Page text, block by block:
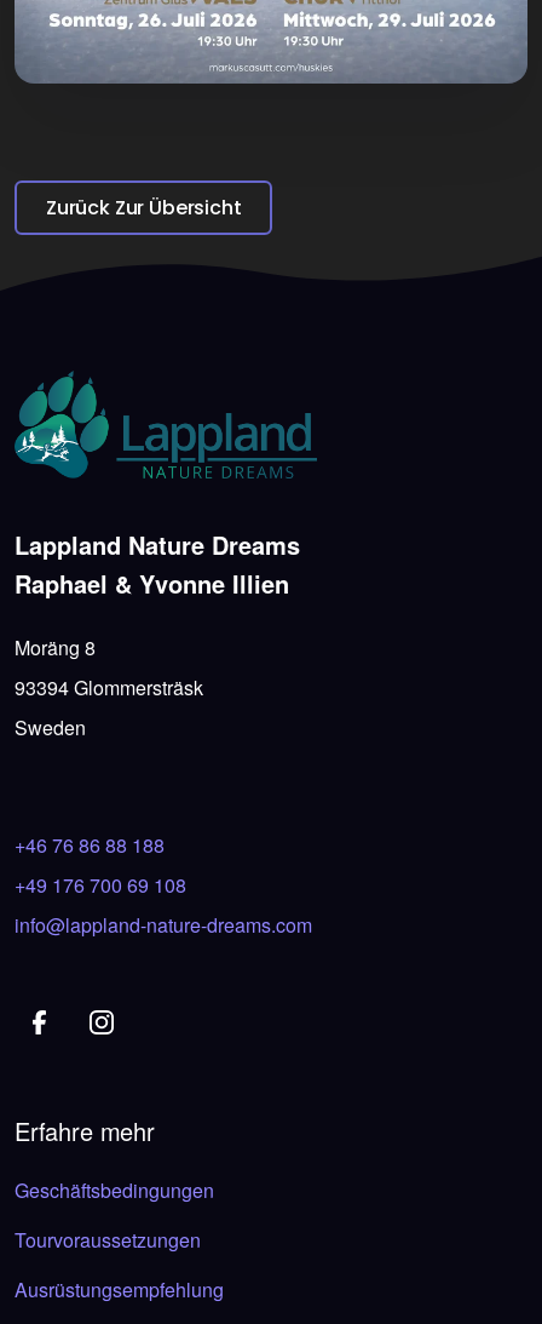
Zurück Zur Übersicht
Lappland Nature Dreams
Raphael & Yvonne Illien
Moräng 8
93394 Glommersträsk
Sweden
+46 76 86 88 188
+49 176 700 69 108
info@lappland-nature-dreams.com
Erfahre mehr
Geschäftsbedingungen
Tourvoraussetzungen
Ausrüstungsempfehlung